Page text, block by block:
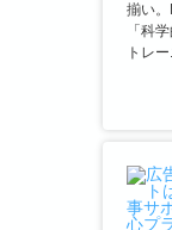
揃い。
「科
トレ